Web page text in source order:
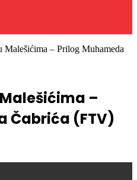
Malešićima – Prilog Muhameda
–
Čabrića (FTV)